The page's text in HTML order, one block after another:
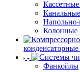
Колонные
Фанкойлы